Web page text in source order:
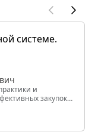
системе.
и
закупок